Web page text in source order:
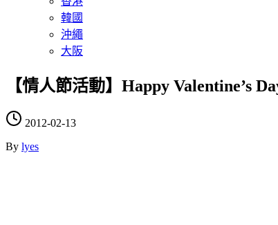
韓國
沖繩
大阪
【情人節活動】Happy Valentine’s
2012-02-13
By lyes